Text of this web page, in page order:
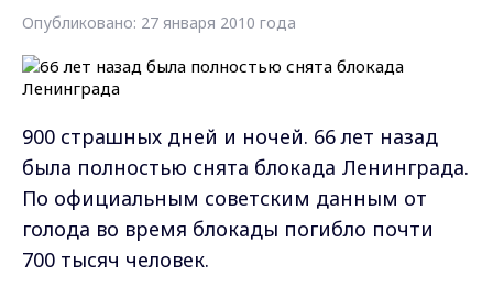
Опубликовано: 27 января 2010 года
900 страшных дней и ночей. 66 лет назад
была полностью снята блокада Ленинграда.
По официальным советским данным от
голода во время блокады погибло почти
700 тысяч человек.